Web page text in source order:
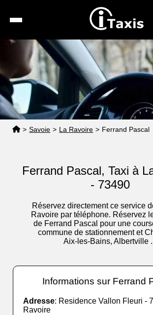
Recherche
Calcul de tarif
Taxis conventionnés
Espace pro
> Savoie > La Ravoire > Ferrand Pascal
Ferrand Pascal, Taxi à
- 73490
Réservez directement ce service
Ravoire par téléphone. Réservez
de Ferrand Pascal pour une
commune de stationnement et
Aix-les-Bains, Albertville
Informations sur Ferrand
Adresse: Residence Vallon Fleuri -
Ravoire